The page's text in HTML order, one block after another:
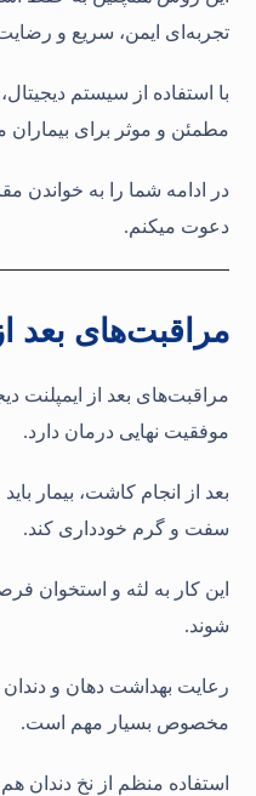
تجربه‌ای ایمن، سریع و
با استفاده از سیستم
مطمئن و موثر برای
در ادامه شما را به خواندن
دعوت میکنم.
مراقبت‌های بعد
مراقبت‌های بعد از ایمپلنت
موفقیت نهایی درمان دارد.
بعد از انجام کاشت، بیمار
سفت و گرم خودداری کند.
این کار به لثه و استخوان
شوند.
رعایت بهداشت دهان و
مخصوص بسیار مهم است.
استفاده منظم از نخ دندان